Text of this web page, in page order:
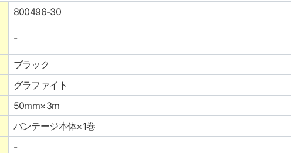
800496-30
-
ブラック
グラファイト
50mm×3m
バンテージ本体×1巻
-